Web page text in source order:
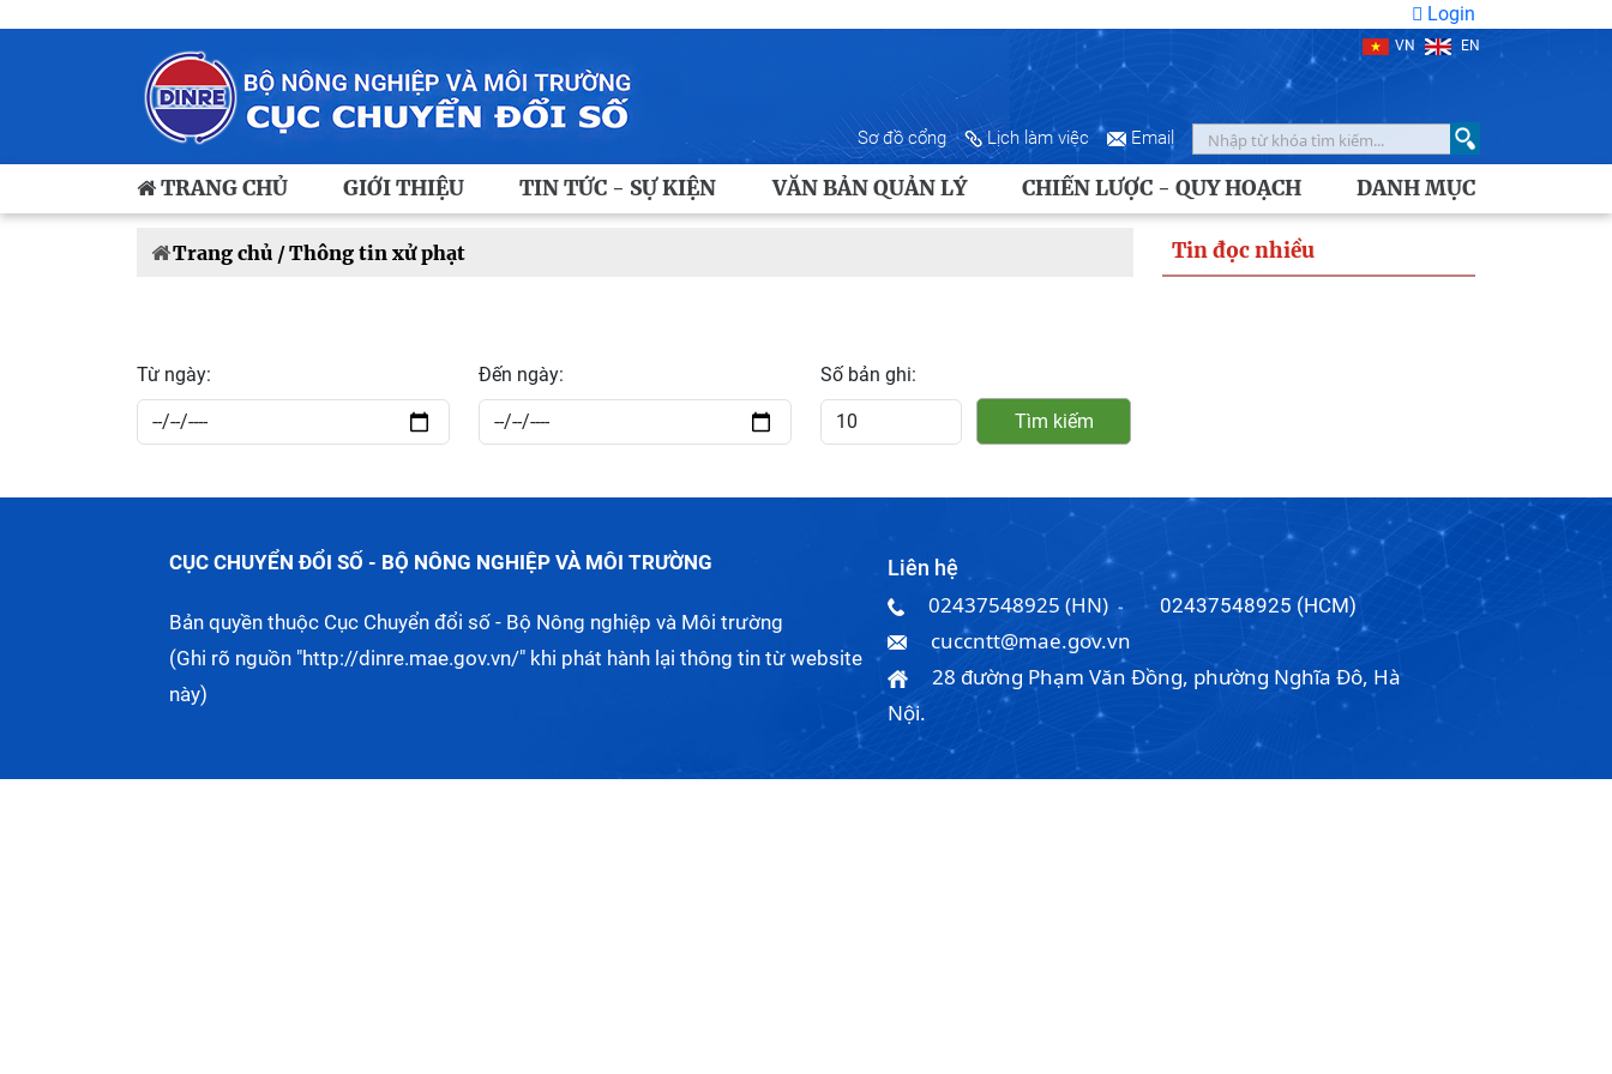
Login
VN EN
Sơ đồ cổng Lịch làm việc Email
TRANG CHỦ GIỚI THIỆU TIN TỨC - SỰ KIỆN VĂN BẢN QUẢN LÝ CHIẾN LƯỢC - QUY HOẠCH DANH MỤC
Trang chủ /Thông tin xử phạt
Từ ngày: Đến ngày: Số bản ghi:
Tìm kiếm
Tin đọc nhiều
CỤC CHUYỂN ĐỔI SỐ - BỘ NÔNG NGHIỆP VÀ MÔI TRƯỜNG
Bản quyền thuộc Cục Chuyển đổi số - Bộ Nông nghiệp và Môi trường
(Ghi rõ nguồn "http://dinre.mae.gov.vn/" khi phát hành lại thông tin từ website
này)
Liên hệ
02437548925 (HN) 02437548925 (HCM)
cuccntt@mae.gov.vn
28 đường Phạm Văn Đồng, phường Nghĩa Đô, Hà
Nội.